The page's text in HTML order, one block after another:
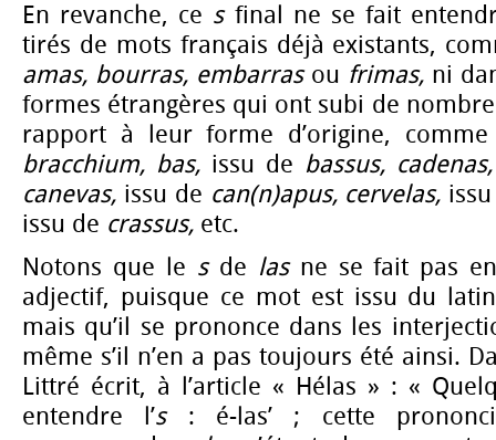
En revanche, ce sfinal ne se fait
tirés de mots français déjà existants,
amas, bourras, embarras ou frimas, ni
formes étrangères qui ont subi de
rapport à leur forme d’origine,
bracchium, bas, issu de bassus,
canevas, issu de can(n)apus, cervelas,
issu de crassus, etc.
Notons que le s de lasne se fait pas
adjectif, puisque ce mot est issu du
mais qu’il se prononce dans les
même s’il n’en a pas toujours été ainsi.
Littré écrit, à l’article « Hélas » : «
entendre l’s: é-las’ ; cette